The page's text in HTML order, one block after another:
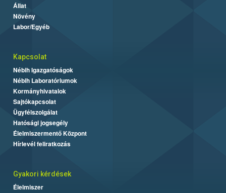
Állat
Növény
Labor/Egyéb
Kapcsolat
Nébih Igazgatóságok
Nébih Laboratóriumok
Kormányhivatalok
Sajtókapcsolat
Ügyfélszolgálat
Hatósági jogsegély
Élelmiszermentő Központ
Hírlevél feliratkozás
Gyakori kérdések
Élelmiszer